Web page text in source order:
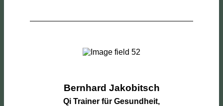
Bernhard Jakobitsch
Qi Trainer für Gesundheit,